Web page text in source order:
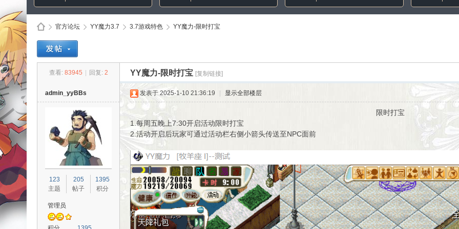
官方论坛
›
YY魔力3.7 3.7游戏特色
›
YY魔力-限时打宝
查看: 83945 回复: 2 YY魔力-限时打宝 [复制链接]
admin_yyBBs
123
主题
205
帖子
1395
积分
管理员
发表于 2025-1-10 21:36:19 显示全部楼层
限时打宝
1.每周五晚上7:30开启活动限时打宝
2.活动开启后玩家可通过活动栏右侧小箭头传送至NPC面前